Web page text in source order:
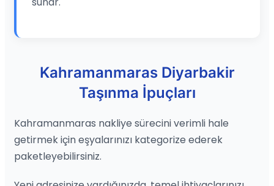
Kahramanmaras Diyarbakir
Taşınma İpuçları
Kahramanmaras nakliye sürecini verimli hale
getirmek için eşyalarınızı kategorize ederek
paketleyebilirsiniz.